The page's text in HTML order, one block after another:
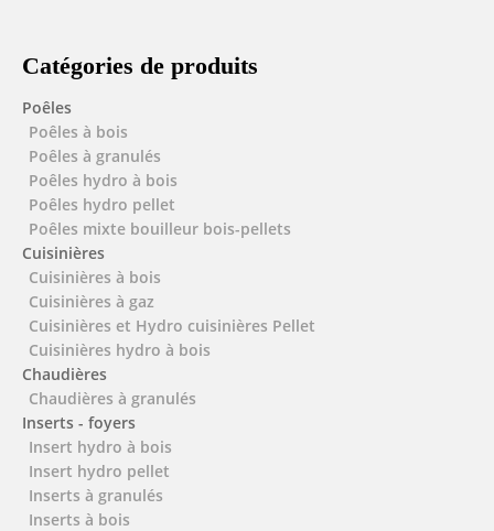
Catégories de produits
Poêles
Poêles à bois
Poêles à granulés
Poêles hydro à bois
Poêles hydro pellet
Poêles mixte bouilleur bois-pellets
Cuisinières
Cuisinières à bois
Cuisinières à gaz
Cuisinières et Hydro cuisinières Pellet
Cuisinières hydro à bois
Chaudières
Chaudières à granulés
Inserts - foyers
Insert hydro à bois
Insert hydro pellet
Inserts à granulés
Inserts à bois